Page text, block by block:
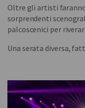
Oltre gli artisti
sorprendenti
palcoscenici per
Una serata diversa,